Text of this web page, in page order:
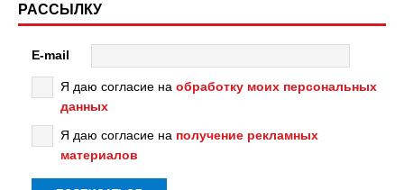
РАССЫЛКУ
E-mail
Я даю согласие на обработку моих персональных
данных
Я даю согласие на получение рекламных
материалов